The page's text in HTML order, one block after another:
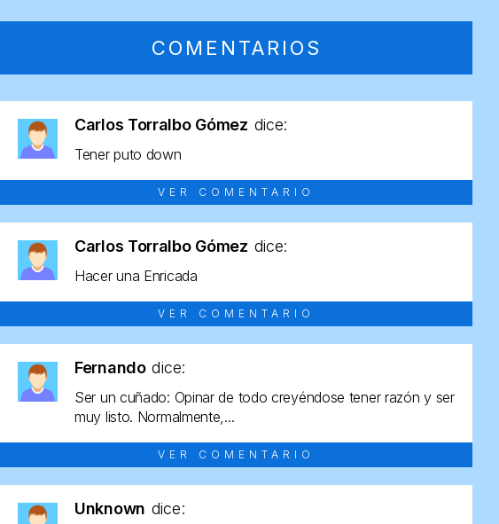
COMENTARIOS
Carlos Torralbo Gómez dice:
Tener puto down
VER COMENTARIO
Carlos Torralbo Gómez dice:
Hacer una Enricada
VER COMENTARIO
Fernando dice:
Ser un cuñado: Opinar de todo creyéndose tener razón y ser
muy listo. Normalmente,...
VER COMENTARIO
Unknown dice: